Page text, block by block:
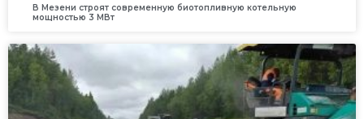
В Мезени строят современную биотопливную котельную
мощностью 3 МВт